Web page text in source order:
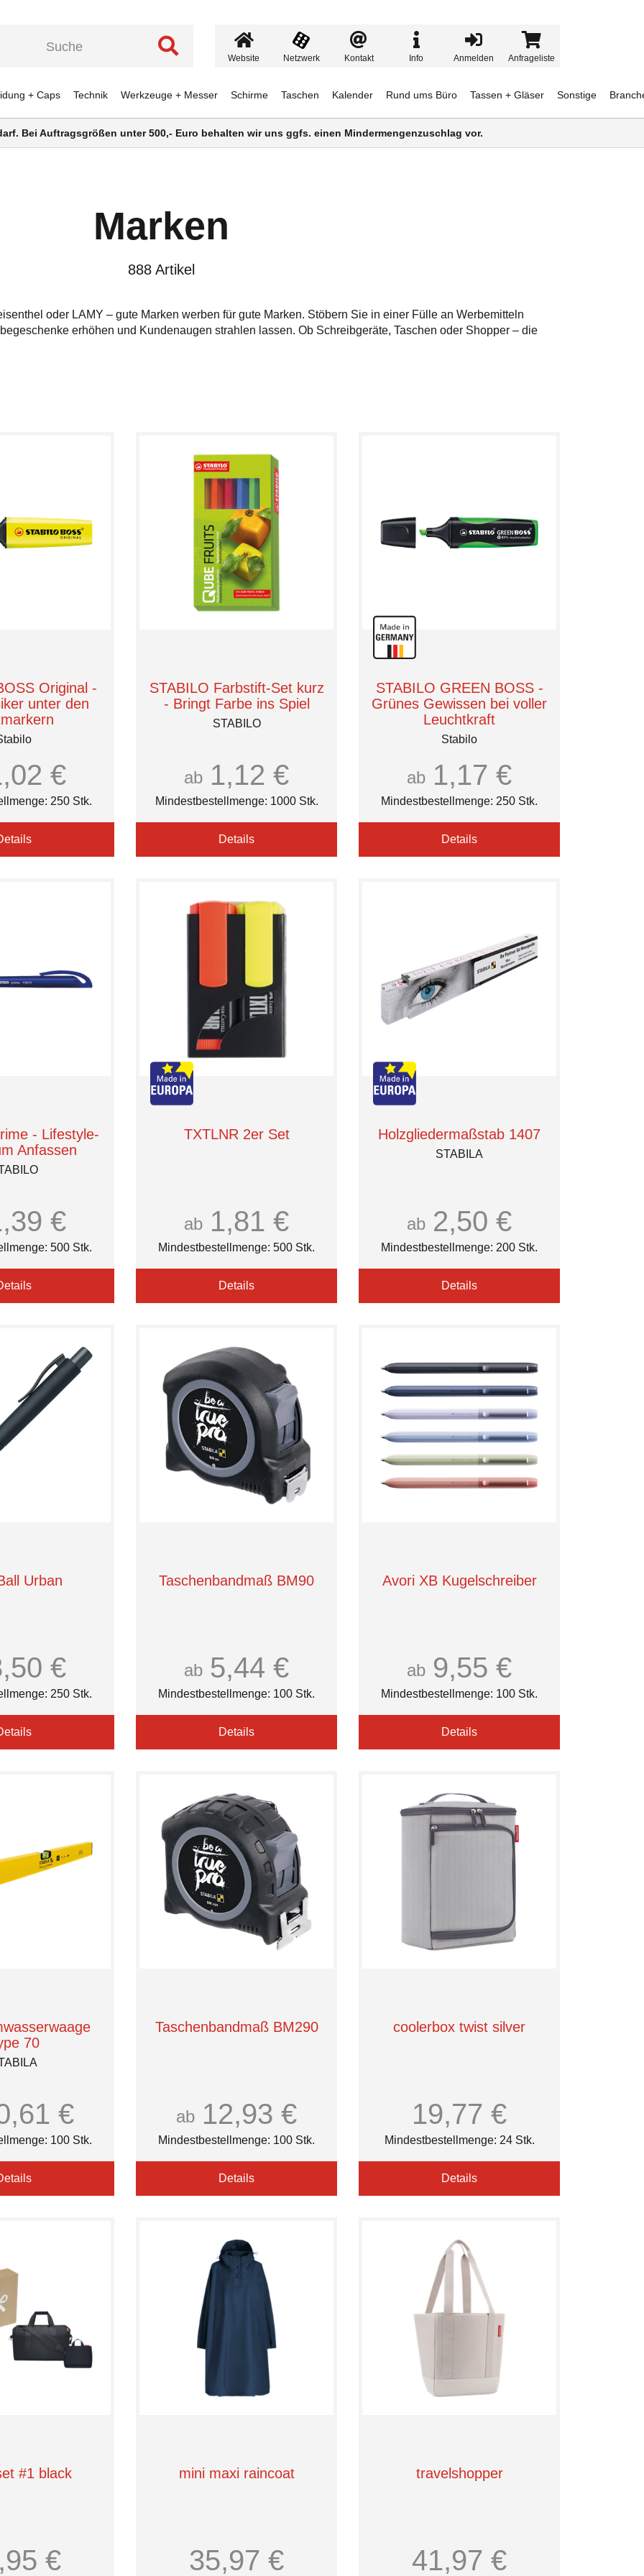
+ Caps Technik Werkzeuge + Messer Schirme Taschen Kalender Rund ums Büro Tassen + Gläser Sonstige
Website Netzwerk Kontakt Info Anmelden Anfrageliste
Bei Auftragsgrößen unter 500,- Euro behalten wir uns ggfs. einen Mindermengenzuschlag vor.
Marken
888 Artikel
oder LAMY – gute Marken werben für gute Marken. Stöbern Sie in einer Fülle an Werbemitteln
erhöhen und Kundenaugen strahlen lassen. Ob Schreibgeräte, Taschen oder Shopper – die
Original -
unter den
€
250 Stk.
STABILO Farbstift-Set kurz
- Bringt Farbe ins Spiel
STABILO
ab 1,12 €
Mindestbestellmenge: 1000 Stk.
Details
STABILO GREEN BOSS -
Grünes Gewissen bei voller
Leuchtkraft
Stabilo
ab 1,17 €
Mindestbestellmenge: 250 Stk.
Details
- Lifestyle-
Anfassen
€
500 Stk.
TXTLNR 2er Set
ab 1,81 €
Mindestbestellmenge: 500 Stk.
Details
Holzgliedermaßstab 1407
STABILA
ab 2,50 €
Mindestbestellmenge: 200 Stk.
Details
Urban
€
250 Stk.
Taschenbandmaß BM90
ab 5,44 €
Mindestbestellmenge: 100 Stk.
Details
Avori XB Kugelschreiber
ab 9,55 €
Mindestbestellmenge: 100 Stk.
Details
70
€
100 Stk.
Taschenbandmaß BM290
ab 12,93 €
Mindestbestellmenge: 100 Stk.
Details
coolerbox twist silver
19,77 €
Mindestbestellmenge: 24 Stk.
Details
#1 black
€
mini maxi raincoat
35,97 €
travelshopper
41,97 €